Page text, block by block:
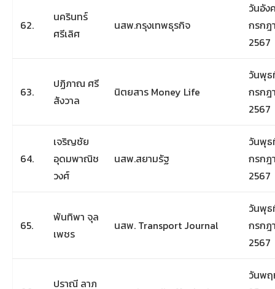
62.
นครินทร์
ศรีเลิศ
นสพ.กรุงเทพธุรกิจ
วันอัง
กรกฎ
2567
63.
ปฏิภาณ ศรี
สังวาล
นิตยสาร Money Life
วันพุธ
กรกฎ
2567
64.
เจริญชัย
อุดมพาณิช
วงศ์
นสพ.สยามรัฐ
วันพุธ
กรกฎ
2567
65.
พันทิพา จุล
เพชร
นสพ. Transport Journal
วันพุธ
กรกฎ
2567
ปราณี ลาภ
วันพ